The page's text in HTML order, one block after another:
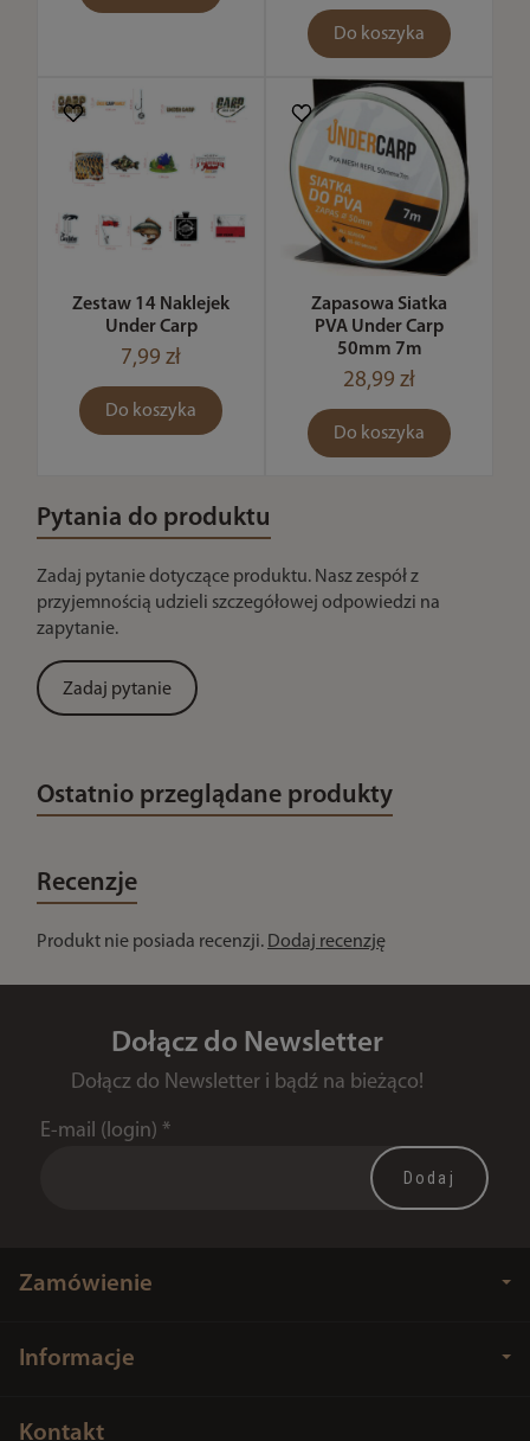
Do koszyka
Zestaw 14 Naklejek
Under Carp
7,99 zł
Do koszyka
Zapasowa Siatka
PVA Under Carp
50mm 7m
28,99 zł
Do koszyka
Pytania do produktu
Zadaj pytanie dotyczące produktu. Nasz zespół z
przyjemnością udzieli szczegółowej odpowiedzi na
zapytanie.
Zadaj pytanie
Ostatnio przeglądane produkty
Recenzje
Produkt nie posiada recenzji. Dodaj recenzję
Dołącz do Newsletter
Dołącz do Newsletter i bądź na bieżąco!
E-mail (login) *
Zamówienie
Informacje
Kontakt